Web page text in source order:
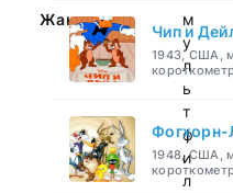
Жанр:
м
у
л
ь
т
ф
и
л
Чип и
1943, США,
детский
Фогхорн-
1948, США,